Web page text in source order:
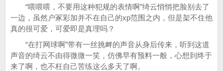
“喂喂喂，不要用这种犯规的表情啊”绮云悄悄把脸别去了
一边，虽然户冢彩加并不在自己的xp范围之内，但是架不住他
真的很可爱，可爱即是真理吗？
“在打网球啊”带有一丝挑衅的声音从身后传来，听到这道
声音的绮云不由得微微一笑，仿佛早有预料一般，心想到终于
来了啊，也不枉自己苦练这么多天了啊。